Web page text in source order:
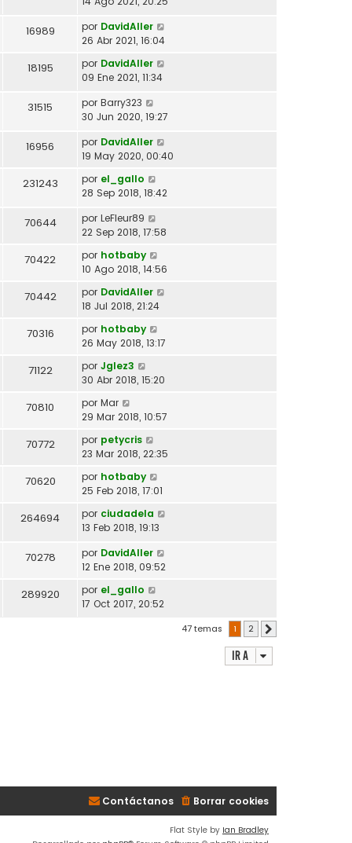
16989 por DavidAller
26 Abr 2021, 16:04
18195 por DavidAller
09 Ene 2021, 11:34
31515 por Barry323
30 Jun 2020, 19:27
16956 por DavidAller
19 May 2020, 00:40
231243 por el_gallo
28 Sep 2018, 18:42
70644 por LeFleur89
22 Sep 2018, 17:58
70422 por hotbaby
10 Ago 2018, 14:56
70442 por DavidAller
18 Jul 2018, 21:24
70316 por hotbaby
26 May 2018, 13:17
71122 por Jglez3
30 Abr 2018, 15:20
70810 por Mar
29 Mar 2018, 10:57
70772 por petycris
23 Mar 2018, 22:35
70620 por hotbaby
25 Feb 2018, 17:01
264694 por ciudadela
13 Feb 2018, 19:13
70278 por DavidAller
12 Ene 2018, 09:52
289920 por el_gallo
17 Oct 2017, 20:52
47 temas 1 2
Ir a
Borrar cookies
Contáctanos
Flat Style by Ian Bradley